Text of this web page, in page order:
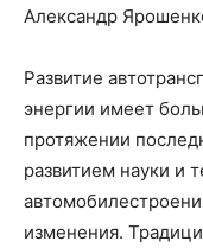
Александр
Развитие
энергии имеет
протяжении
развитием науки и
изменения.